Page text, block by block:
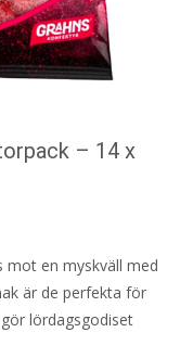
– 14 x
mot en myskväll med
är de perfekta för
lördagsgodiset